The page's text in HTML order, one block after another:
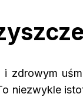
zdrowym
niezwykle